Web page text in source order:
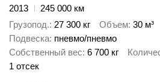
2013
245 000 км
Грузопод. 27 300 кг Объем 30 м³
Подвеска пневмо/пневмо
Собственный вес 6 700 кг
1 отсек